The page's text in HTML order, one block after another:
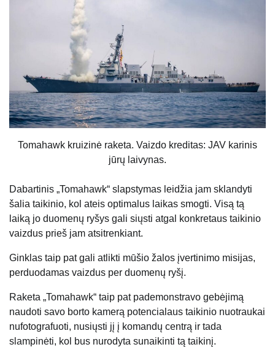
Tomahawk kruizinė raketa. Vaizdo kreditas: JAV karinis
jūrų laivynas.
Dabartinis „Tomahawk“ slapstymas leidžia jam sklandyti
šalia taikinio, kol ateis optimalus laikas smogti. Visą tą
laiką jo duomenų ryšys gali siųsti atgal konkretaus taikinio
vaizdus prieš jam atsitrenkiant.
Ginklas taip pat gali atlikti mūšio žalos įvertinimo misijas,
perduodamas vaizdus per duomenų ryšį.
Raketa „Tomahawk“ taip pat pademonstravo gebėjimą
naudoti savo borto kamerą potencialaus taikinio nuotraukai
nufotografuoti, nusiųsti jį į komandų centrą ir tada
slampinėti, kol bus nurodyta sunaikinti tą taikinį.